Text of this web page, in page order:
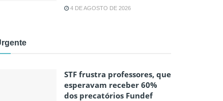
4 DE AGOSTO DE 2026
STF frustra professores, que
esperavam receber 60%
dos precatórios Fundef